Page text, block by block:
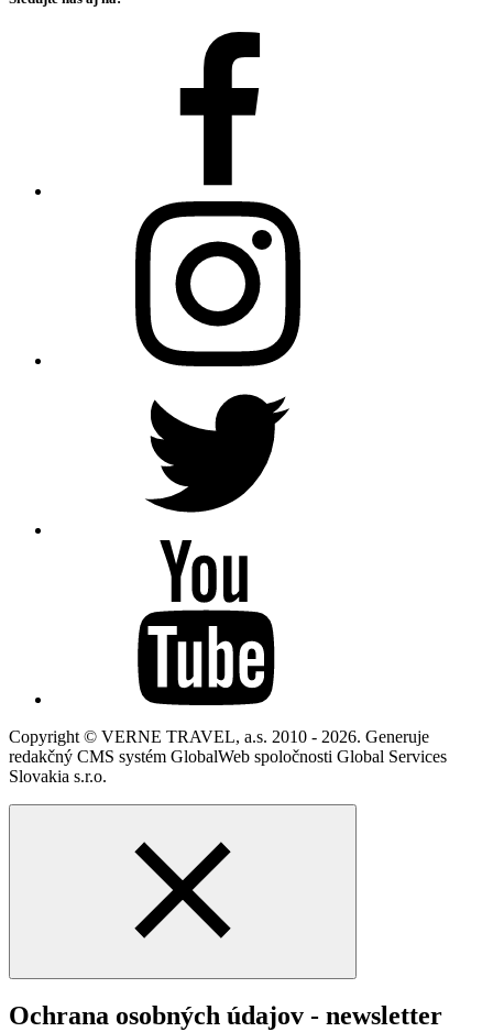
Copyright © VERNE TRAVEL, a.s. 2010 - 2026. Generuje
redakčný CMS systém GlobalWeb spoločnosti Global Services
Slovakia s.r.o.
Ochrana osobných údajov - newsletter